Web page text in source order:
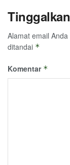
Alamat email
ditandai *
Komentar *